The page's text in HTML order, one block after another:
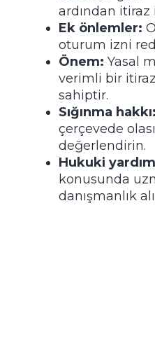
ardından itiraz
Ek önlemler:
oturum izni
Önem: Yasal
verimli bir
sahiptir.
Sığınma hakkı:
çerçevede
değerlendirin.
Hukuki
konusunda
danışmanlık